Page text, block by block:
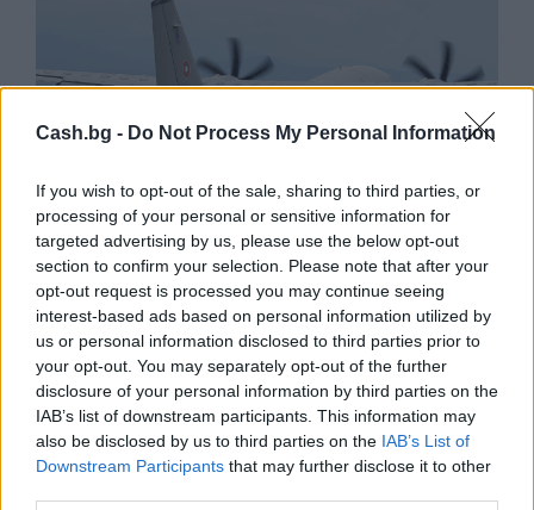
Cash.bg - Do Not Process My Personal Information
If you wish to opt-out of the sale, sharing to third parties, or
processing of your personal or sensitive information for
targeted advertising by us, please use the below opt-out
section to confirm your selection. Please note that after your
opt-out request is processed you may continue seeing
interest-based ads based on personal information utilized by
us or personal information disclosed to third parties prior to
your opt-out. You may separately opt-out of the further
disclosure of your personal information by third parties on the
IAB’s list of downstream participants. This information may
also be disclosed by us to third parties on the IAB’s List of
Downstream Participants that may further disclose it to other
Заразените в чужбина ученици ще се
приберат в Благоевград със
съдействието на МОН
11.08.2021 / 14:52